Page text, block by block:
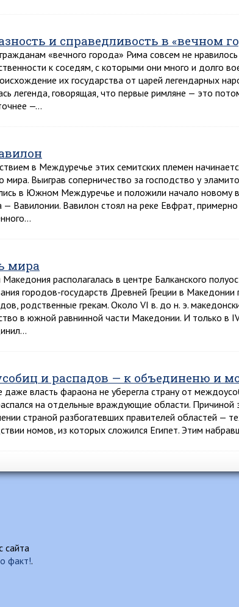
и справедливость в «вечном
«вечного города» Рима совсем не
к соседям, с которыми они много и долго
их государства от царей легендарных
легенда, говорящая, что первые римляне — это
—…
в Междуречье этих семитских племен
мира. Выиграв соперничество за господство у
в Южном Междуречье и положили начало новому
— Вавилонии. Вавилон стоял на реке Евфрат,
мира
располагалась в центре Балканского
городов-государств Древней Греции в
родственные грекам. Около VI в. до н. э.
в южной равнинной части Македонии. И только в
и распадов — к объединеню и
даже власть фараона не уберегла страну от
на отдельные враждующие области.
страной разбогатевших правителей областей —
номов, из которых сложился Египет. Этим
сайта
факт!.